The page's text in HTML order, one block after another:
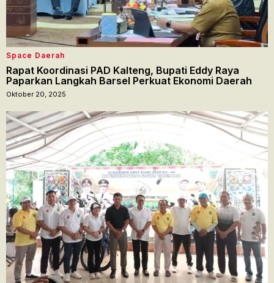
Space Daerah
Rapat Koordinasi PAD Kalteng, Bupati Eddy Raya
Paparkan Langkah Barsel Perkuat Ekonomi Daerah
Oktober 20, 2025